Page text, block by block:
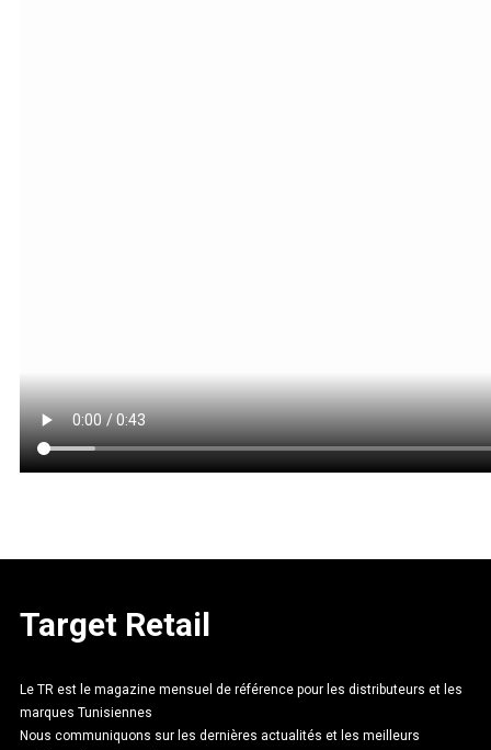
Target Retail
Le TR est le magazine mensuel de référence pour les distributeurs et les
marques Tunisiennes
Nous communiquons sur les dernières actualités et les meilleurs